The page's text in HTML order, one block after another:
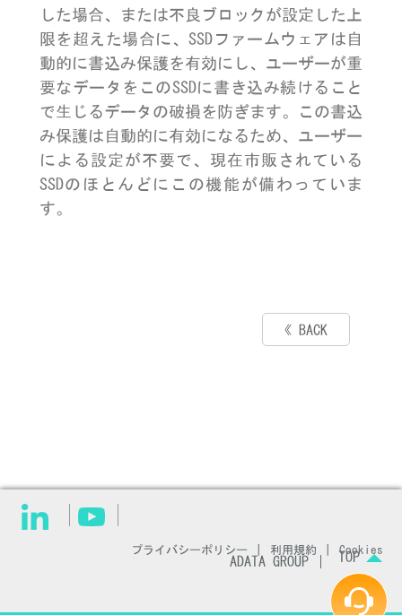
した場合、または不良ブロックが設定した上
限を超えた場合に、SSDファームウェアは自
動的に書込み保護を有効にし、ユーザーが重
要なデータをこのSSDに書き込み続けること
で生じるデータの破損を防ぎます。この書込
み保護は自動的に有効になるため、ユーザー
による設定が不要で、現在市販されている
SSDのほとんどにこの機能が備わっていま
す。
« BACK
ADATA GROUP TOP
プライバシーポリシー 利用規約 Cookies